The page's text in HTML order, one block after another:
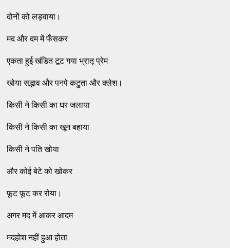
दोनों को लड़वाया।
मद और दम में फँसकर
एकता हुई खंडित टूट गया भ्रातृ प्रेम
खोया सद्भाव और पनपे कटुता और क्लेश।
किसी ने किसी का घर जलाया
किसी ने किसी का खून बहाया
किसी ने पति खोया
और कोई बेटे को खोकर
फूट फूट कर रोया।
अगर मद में आकर आदम
मदहोश नहीं हुआ होता